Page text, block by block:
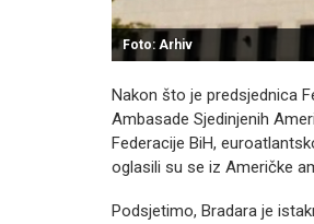
Foto: Arhiv
Nakon što je predsjednica
Ambasade Sjedinjenih
Federacije BiH,
oglasili su se iz Američke
Podsjetimo, Bradara je